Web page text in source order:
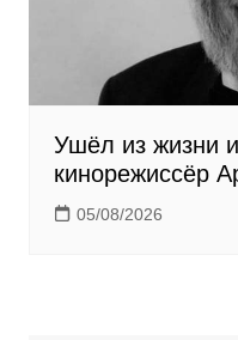
Ушёл из жизни
кинорежиссёр
05/08/2026